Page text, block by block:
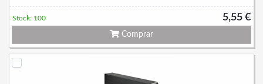
5,55 €
Stock: 100
Comprar